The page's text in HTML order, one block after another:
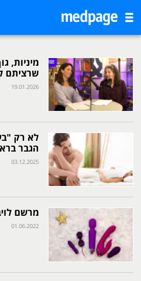
מיניות,
שרציתם
19.01.2026
לא רק
הגבר
03.12.2025
מרשם
01.06.2022